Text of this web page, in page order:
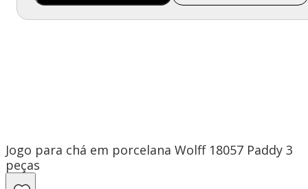
Jogo para chá em porcelana Wolff 18057 Paddy 3
peças